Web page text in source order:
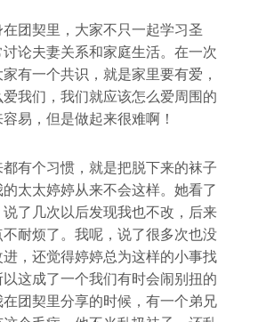
团契里，大家不只一起学习圣
论夫妻关系和家庭生活。在一次
有一个共识，就是家里要有爱，
我们，我们就应该怎么爱周围的
易，但是做起来很难啊！
有个习惯，就是把脱下来的袜子
太太婷婷从来不会这样。她看了
了几次以后发现我也不改，后来
耐烦了。我呢，说了很多次也没
，还觉得婷婷总为这样的小事找
这成了一个我们有时会闹别扭的
团契里分享的时候，有一个弟兄